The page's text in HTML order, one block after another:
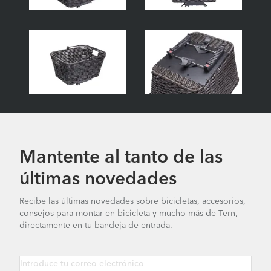
Mantente al tanto de las
últimas novedades
Recibe las últimas novedades sobre bicicletas, accesorios,
consejos para montar en bicicleta y mucho más de Tern,
directamente en tu bandeja de entrada.